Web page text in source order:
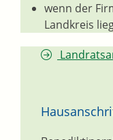
wenn der
Landkreis